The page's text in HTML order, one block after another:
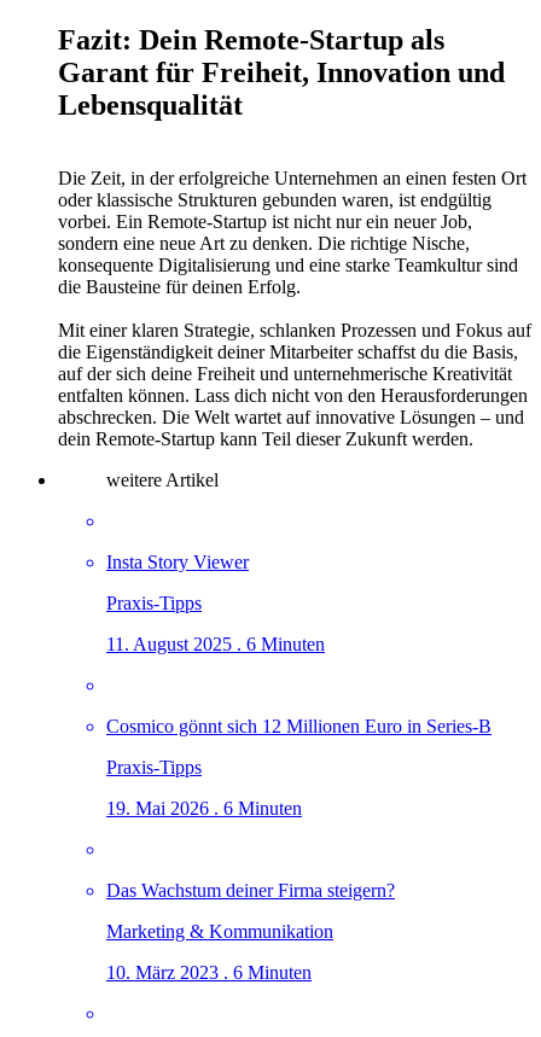
Fazit: Dein Remote-Startup als
Garant für Freiheit, Innovation und
Lebensqualität
Die Zeit, in der erfolgreiche Unternehmen an einen festen Ort
oder klassische Strukturen gebunden waren, ist endgültig
vorbei. Ein Remote-Startup ist nicht nur ein neuer Job,
sondern eine neue Art zu denken. Die richtige Nische,
konsequente Digitalisierung und eine starke Teamkultur sind
die Bausteine für deinen Erfolg.
Mit einer klaren Strategie, schlanken Prozessen und Fokus auf
die Eigenständigkeit deiner Mitarbeiter schaffst du die Basis,
auf der sich deine Freiheit und unternehmerische Kreativität
entfalten können. Lass dich nicht von den Herausforderungen
abschrecken. Die Welt wartet auf innovative Lösungen – und
dein Remote-Startup kann Teil dieser Zukunft werden.
weitere Artikel
Insta Story Viewer
Praxis-Tipps
11. August 2025 . 6 Minuten
Cosmico gönnt sich 12 Millionen Euro in Series-B
Praxis-Tipps
19. Mai 2026 . 6 Minuten
Das Wachstum deiner Firma steigern?
Marketing & Kommunikation
10. März 2023 . 6 Minuten